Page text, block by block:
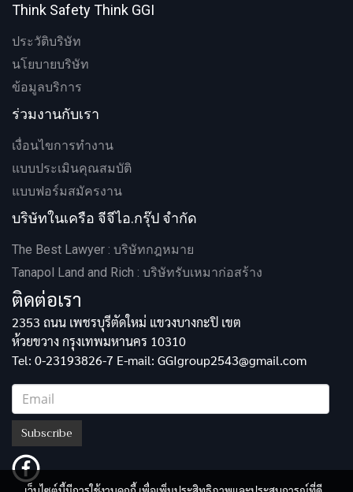
Think Safety Think GGI
ประวัติบริษัท
นโยบายบริษัท
ข้อมูลบริการ
ร่วมงานกับเรา
เงื่อนไขการทำงาน
แบบประเมินคุณสมบัติ
แบบฟอร์มสมัครงาน
บริษัทในเครือ จีจีไอ.กรุ๊ป จำกัด
The Best Lawyer : บริษัทกฎหมาย
Tanapol Land and Rich : บริษัทรับเหมาก่อสร้าง
ติดต่อเรา
2353 ถนน เพชรบุรีตัดใหม่ แขวงบางกะปิ เขต
ห้วยขวาง กรุงเทพมหานคร 10310
Tel: 0-23193826-7 E-mail: GGIgroup2543@gmail.com
Subscribe